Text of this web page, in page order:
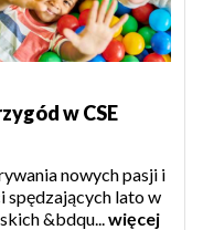
w CSE
nowych pasji i
spędzających lato w
&bdqu...więcej